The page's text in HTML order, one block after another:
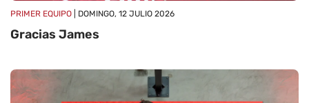
PRIMER EQUIPO | DOMINGO, 12 JULIO 2026
Gracias James